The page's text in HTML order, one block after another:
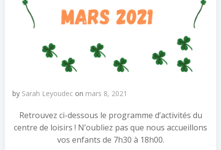
by Sarah Leyoudec on mars 8, 2021
Retrouvez ci-dessous le programme d’activités du
centre de loisirs ! N’oubliez pas que nous accueillons
vos enfants de 7h30 à 18h00.